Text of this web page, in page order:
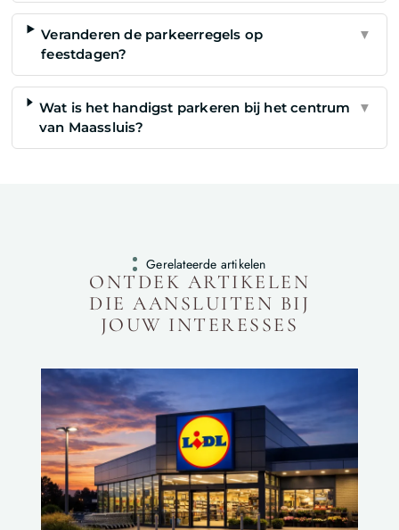
Veranderen de parkeerregels op
feestdagen?
▼
Wat is het handigst parkeren bij het centrum
van Maassluis?
▼
Gerelateerde artikelen
ONTDEK ARTIKELEN
DIE AANSLUITEN BIJ
JOUW INTERESSES